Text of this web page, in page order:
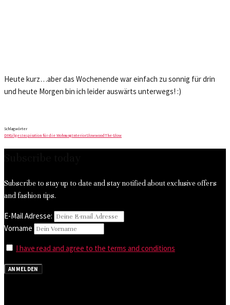
Heute kurz…aber das Wochenende war einfach zu sonnig für drin
und heute Morgen bin ich leider auswärts unterwegs! :)
Schlagwörter
DIYGilgesInspiration für die WohnungInteriorSlowwoodThe Glow
Subscribe to stay up to date and stay notified about exclusive offers
and fashion tips.
E-Mail Adresse:
Vorname
I have read and agree to the terms and conditions
ANMELDEN